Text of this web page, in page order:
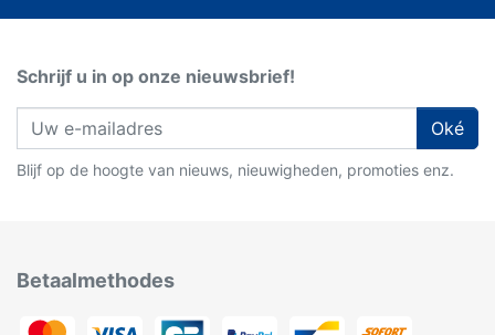
Schrijf u in op onze nieuwsbrief!
Oké
Blijf op de hoogte van nieuws, nieuwigheden, promoties enz.
Betaalmethodes